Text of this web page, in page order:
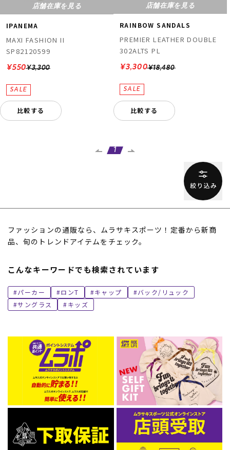
店舗在庫を見る
IPANEMA
MAXI FASHION II
SP82120599
¥3,300
¥550
比較する
店舗在庫を見る
RAINBOW SANDALS
PREMIER LEATHER DOUBLE
302ALTS PL
¥18,480
¥3,300
比較する
1
ファッションの通販なら、ムラサキスポーツ！定番から新商
品、旬のトレンドアイテムをチェック。
こんなキーワードでも検索されています
パーカー ロンT キャップ
バック/リュック
サングラス
キッズ